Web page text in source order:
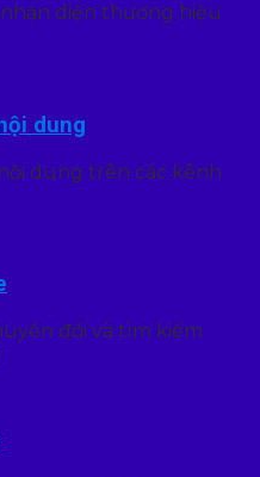
diện thương hiệu
dung
dung trên các kênh
đổi và tìm kiếm